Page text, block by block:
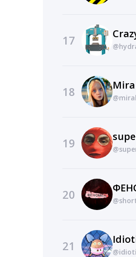
17
18
19
20
21